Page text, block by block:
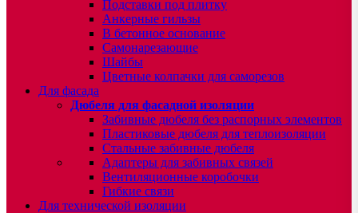
Подставки под плитку
Анкерные гильзы
В бетонное основание
Самонарезающие
Шайбы
Цветные колпачки для саморезов
Для фасада
Дюбеля для фасадной изоляции
Забивные дюбеля без распорных элементов
Пластиковые дюбеля для теплоизоляции
Стальные забивные дюбеля
Адаптеры для забивных связей
Вентиляционные коробочки
Гибкие связи
Для технической изоляции